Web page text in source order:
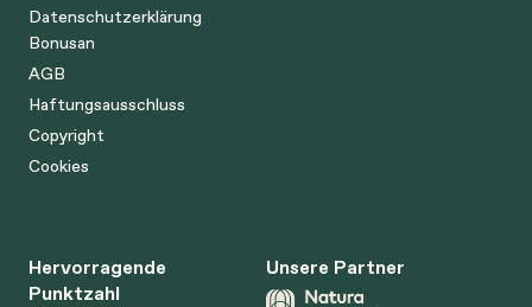
Datenschutzerklärung
Bonusan
AGB
Haftungsausschluss
Copyright
Cookies
Hervorragende
Punktzahl
Unsere Partner